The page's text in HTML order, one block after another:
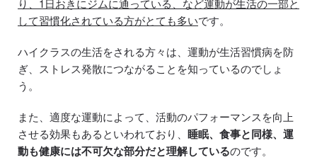
り、1日おきにジムに通っている、など運動が生活の一部と
して習慣化されている方がとても多いです。
ハイクラスの生活をされる方々は、運動が生活習慣病を防
ぎ、ストレス発散につながることを知っているのでしょ
う。
また、適度な運動によって、活動のパフォーマンスを向上
させる効果もあるといわれており、 睡眠、食事と同様、運
動も健康には不可欠な部分だと理解しているのです。